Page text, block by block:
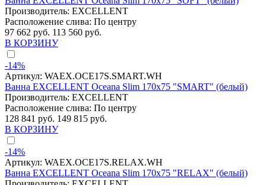
Производитель: EXCELLENT
Расположение слива: По центру
97 662 руб. 113 560 руб.
В КОРЗИНУ
-14%
Артикул: WAEX.OCE17S.SMART.WH
Ванна EXCELLENT Oceana Slim 170x75 "SMART" (белый)
Производитель: EXCELLENT
Расположение слива: По центру
128 841 руб. 149 815 руб.
В КОРЗИНУ
-14%
Артикул: WAEX.OCE17S.RELAX.WH
Ванна EXCELLENT Oceana Slim 170x75 "RELAX" (белый)